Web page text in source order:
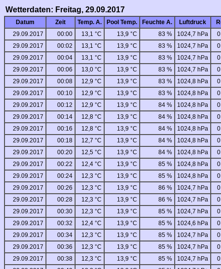
Wetterdaten: Freitag, 29.09.2017
Datum Zeit Temp. A. Pool Temp. Feuchte A. Luftdruck
29.09.2017
00:00 13,1 °C 13,9 °C 83 % 1024,7 hPa
29.09.2017
00:02 13,1 °C 13,9 °C 83 % 1024,7 hPa
29.09.2017
00:04 13,1 °C 13,9 °C 83 % 1024,7 hPa
29.09.2017
00:06 13,0 °C 13,9 °C 83 % 1024,7 hPa
29.09.2017
00:08 12,9 °C 13,9 °C 83 % 1024,8 hPa
29.09.2017
00:10 12,9 °C 13,9 °C 83 % 1024,8 hPa
29.09.2017
00:12 12,9 °C 13,9 °C 84 % 1024,8 hPa
29.09.2017
00:14 12,8 °C 13,9 °C 84 % 1024,8 hPa
29.09.2017
00:16 12,8 °C 13,9 °C 84 % 1024,8 hPa
29.09.2017
00:18 12,7 °C 13,9 °C 84 % 1024,8 hPa
29.09.2017
00:20 12,5 °C 13,9 °C 84 % 1024,8 hPa
29.09.2017
00:22 12,4 °C 13,9 °C 85 % 1024,8 hPa
29.09.2017
00:24 12,3 °C 13,9 °C 85 % 1024,8 hPa
29.09.2017
00:26 12,3 °C 13,9 °C 86 % 1024,7 hPa
29.09.2017
00:28 12,3 °C 13,9 °C 86 % 1024,7 hPa
29.09.2017
00:30 12,3 °C 13,9 °C 85 % 1024,7 hPa
29.09.2017
00:32 12,4 °C 13,9 °C 85 % 1024,6 hPa
29.09.2017
00:34 12,3 °C 13,9 °C 85 % 1024,7 hPa
29.09.2017
00:36 12,3 °C 13,9 °C 85 % 1024,7 hPa
29.09.2017
00:38 12,3 °C 13,9 °C 85 % 1024,7 hPa